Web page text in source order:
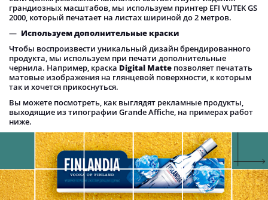
грандиозных масштабов, мы используем принтер EFI VUTEK GS
2000, который печатает на листах шириной до 2 метров.
Используем дополнительные краски
Чтобы воспроизвести уникальный дизайн брендированного
продукта, мы используем при печати дополнительные
чернила. Например, краска Digital Matte позволяет печатать
матовые изображения на глянцевой поверхности, к которым
так и хочется прикоснуться.
Вы можете посмотреть, как выглядят рекламные продукты,
выходящие из типографии Grande Affiche, на примерах работ
ниже.